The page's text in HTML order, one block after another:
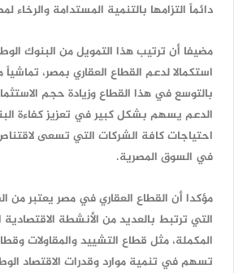
دائماً التزامها بالتنمية المستدامة والرخاء
مضيفا أن ترتيب هذا التمويل من البنوك
استكمالا لدعم القطاع العقاري بمصر،
بالتوسع في هذا القطاع وزيادة حجم
الدعم يسهم بشكل كبير في تعزيز كفاءة
احتياجات كافة الشركات التي تسعى
في السوق المصرية.
مؤكدا أن القطاع العقاري في مصر يعتبر من
التي ترتبط بالعديد من الأنشطة الاقتصادية
المكملة، مثل قطاع التشييد والمقاولات
تسهم في تنمية موارد وقدرات الاقتصاد